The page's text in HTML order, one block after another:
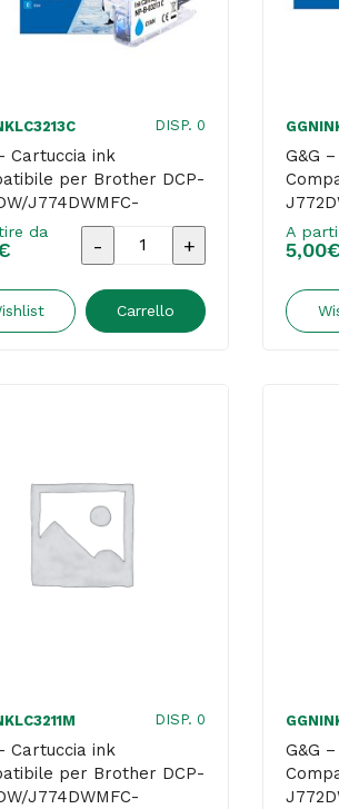
Magenta
quantità
DISP. 0
Cartuccia ink
per Brother DCP-
J774DWMFC-
– Ciano
da
G&G
Cartuccia
J772DW/J774DWMFC-
J890DW
Carrello
G&G
A
5,00€
DISP. 0
Cartuccia ink
per Brother DCP-
J774DWMFC-
G&G